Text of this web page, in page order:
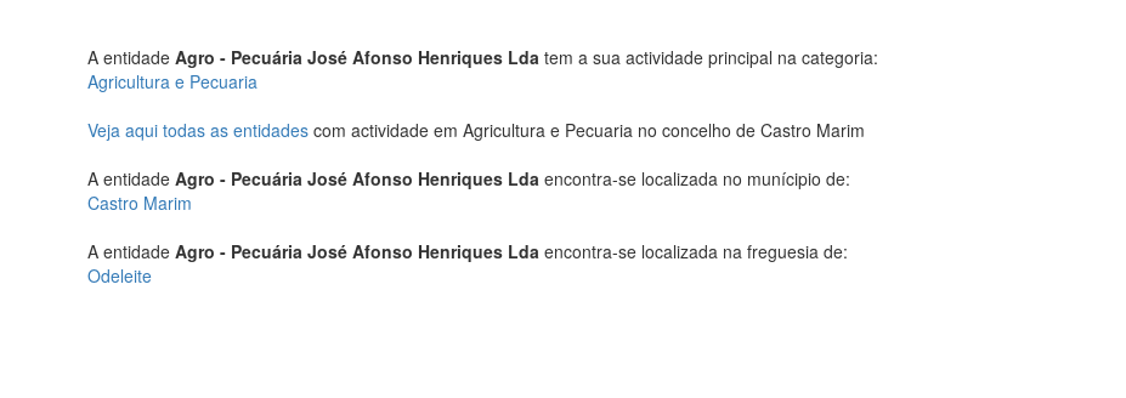
A entidade Agro - Pecuária José Afonso Henriques Lda tem a sua actividade principal na categoria:
Agricultura e Pecuaria
Veja aqui todas as entidades com actividade em Agricultura e Pecuaria no concelho de Castro Marim
A entidade Agro - Pecuária José Afonso Henriques Lda encontra-se localizada no munícipio de:
Castro Marim
A entidade Agro - Pecuária José Afonso Henriques Lda encontra-se localizada na freguesia de:
Odeleite